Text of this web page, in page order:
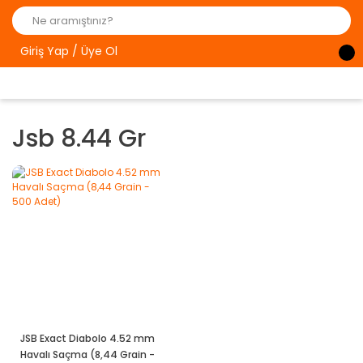
Giriş Yap / Üye Ol
Jsb 8.44 Gr
JSB Exact Diabolo 4.52 mm
Havalı Saçma (8,44 Grain -